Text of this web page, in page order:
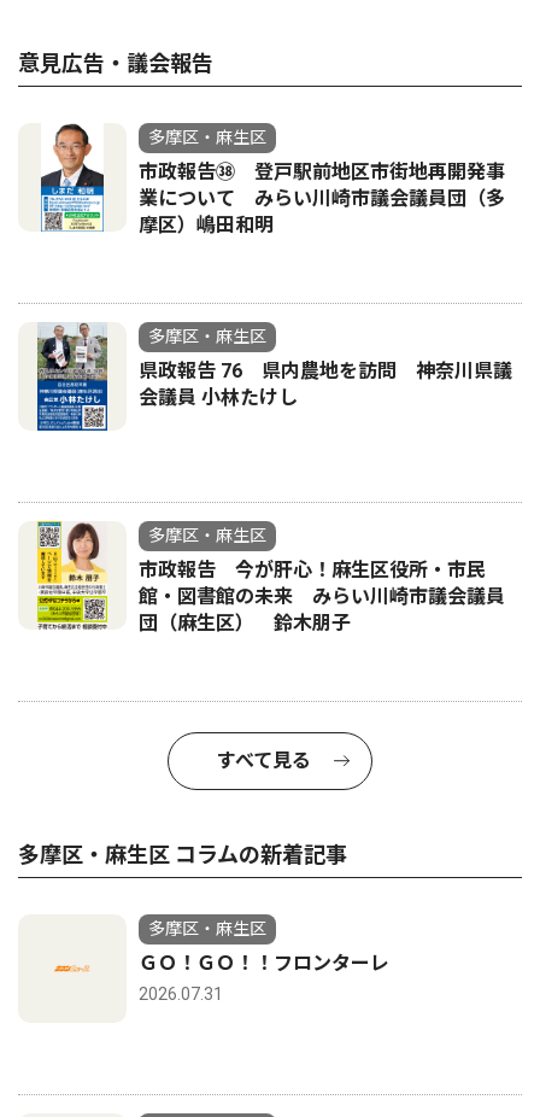
意見広告・議会報告
多摩区・麻生区
市政報告㊳ 登戸駅前地区市街地再開発事
業について みらい川崎市議会議員団（多
摩区）嶋田和明
多摩区・麻生区
県政報告 76 県内農地を訪問 神奈川県議
会議員 小林たけし
多摩区・麻生区
市政報告 今が肝心！麻生区役所・市民
館・図書館の未来 みらい川崎市議会議員
団（麻生区） 鈴木朋子
すべて見る
多摩区・麻生区 コラムの新着記事
多摩区・麻生区
ＧＯ！ＧＯ！！フロンターレ
2026.07.31